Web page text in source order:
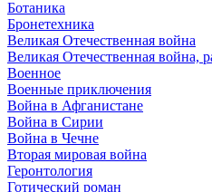
Ботаника
Бронетехника
Великая Отечественная война
Великая Отечественная война,
Военное
Военные приключения
Война в Афганистане
Война в Сирии
Война в Чечне
Вторая мировая война
Геронтология
Готический роман